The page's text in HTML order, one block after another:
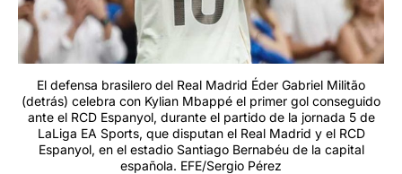
El defensa brasilero del Real Madrid Éder Gabriel Militão
(detrás) celebra con Kylian Mbappé el primer gol conseguido
ante el RCD Espanyol, durante el partido de la jornada 5 de
LaLiga EA Sports, que disputan el Real Madrid y el RCD
Espanyol, en el estadio Santiago Bernabéu de la capital
española. EFE/Sergio Pérez